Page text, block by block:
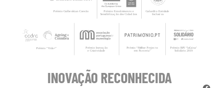
INOVAÇÃO RECONHECIDA